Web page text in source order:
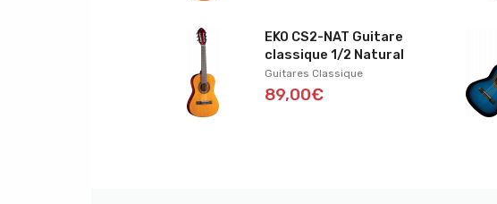
EKO CS2-NAT Guitare
classique 1/2 Natural
Guitares Classique
89,00€